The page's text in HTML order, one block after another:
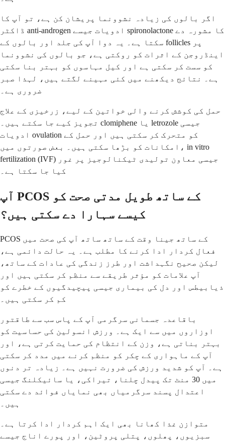
اگر بالوں کی زیادہ نشوونما پریشان کن ہے، تو آپ کا
ڈاکٹر anti-androgen ادویات جیسے spironolactone کا مشورہ دے
سکتا ہے۔ یہ دوا آپ کی جلد اور بالوں کے follicles پر
اینڈروجن کے اثرات کو روکتی ہے، جو بالوں کی نشوونما
کو سست کر سکتی ہے اور کیل مہاسوں کو بہتر بنا سکتی
ہے۔ نتائج دیکھنے میں کئی مہینے لگتے ہیں، لہذا صبر
ضروری ہے۔
حمل کی کوشش کرنے والی خواتین کے لیے، زرخیزی کے علاج
تجویز کیے جا سکتے ہیں۔ clomiphene یا letrozole جیسی
ادویات ovulation کو متحرک کر سکتی ہیں اور حمل کے
امکانات کو بڑھا سکتی ہیں۔ بعض صورتوں میں، in vitro
fertilization (IVF) جیسی معاون تولیدی ٹیکنالوجیز پر غور
کیا جا سکتا ہے۔
آپ PCOS کے ساتھ طویل مدتی صحت کو
کیسے سہارا دے سکتی ہیں؟
PCOS کے ساتھ جینا وقت کے ساتھ ساتھ آپ کی صحت میں
فعال کردار ادا کرنے کا مطلب ہے۔ یہ حالت دائمی ہے،
لیکن صحیح نگہداشت اور طرز زندگی کی عادات کے ساتھ،
آپ علامات کو مؤثر طریقے سے منظم کر سکتی ہیں اور
ذیابیطس اور دل کی بیماری جیسی پیچیدگیوں کے خطرے کو
کم کر سکتی ہیں۔
باقاعدہ جسمانی سرگرمی آپ کے پاس سب سے طاقتور
اوزاروں میں سے ایک ہے۔ ورزش انسولین کی حساسیت کو
بہتر بناتی ہے، وزن کے انتظام کی حمایت کرتی ہے، اور
آپ کے ماہواری کے چکر کو منظم کرنے میں مدد کر سکتی
ہے۔ آپ کو شدید ورزش کی ضرورت نہیں ہے۔ زیادہ تر دنوں
میں 30 منٹ تک پیدل چلنا، تیراکی، یا سائیکلنگ جیسی
اعتدال پسند سرگرمیاں بھی نمایاں فوائد دے سکتی
ہیں۔
متوازن غذا کھانا بھی ایک اہم کردار ادا کرتا ہے۔
سبزیوں، پھلوں، پتلی پروٹین، اور پورے اناج جیسے